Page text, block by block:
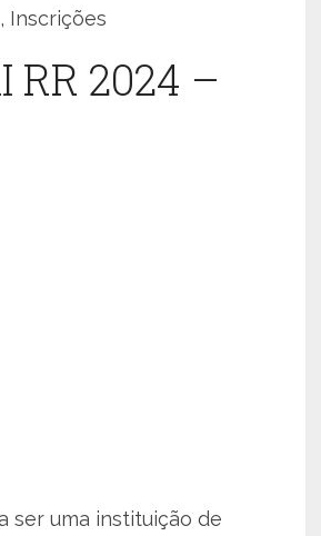
Inscrições
RR 2024 –
ser uma instituição de